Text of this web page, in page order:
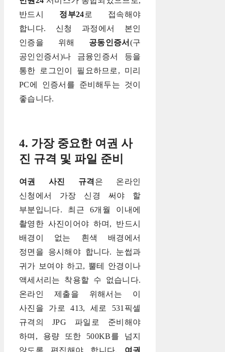
반드시 정부24 로 접속해야
합니다. 신청 과정에서 본인
인증을 위해 공동인증서 (구
공인인증서)나 금융인증서 등을
통한 로그인이 필요하므로, 미리
PC에 인증서를 준비해두는 것이
좋습니다.
4. 가장 중요한 여권 사
진 규격 및 파일 준비
여권 사진 규격 은 온라인
신청에서 가장 신경 써야 할
부분입니다. 최근 6개월 이내에
촬영한 사진이어야 하며, 반드시
배경이 없는 흰색 배경에서
정면을 응시해야 합니다. 눈썹과
귀가 보여야 하고, 뿔테 안경이나
액세서리는 착용할 수 없습니다.
온라인 제출을 위해서는 이
사진을 가로 413, 세로 531픽셀
규격의 JPG 파일로 준비해야
하며, 용량 또한 500KB를 넘지